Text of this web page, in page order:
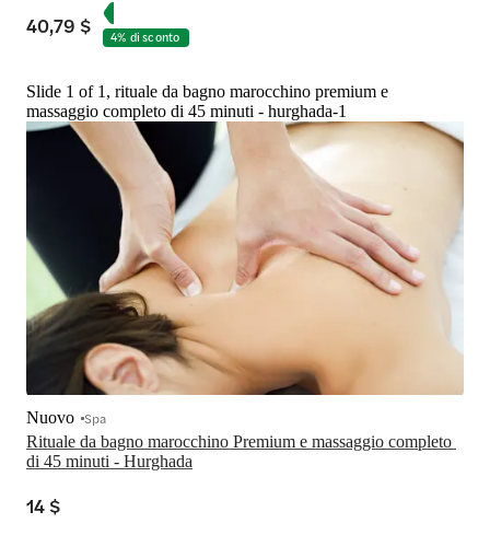
40,79 $ 4% di sconto
Slide 1 of 1, rituale da bagno marocchino premium e
massaggio completo di 45 minuti - hurghada-1
Rituale da bagno marocchino Premium e massaggio completo
di 45 minuti - Hurghada
Nuovo Spa
14 $